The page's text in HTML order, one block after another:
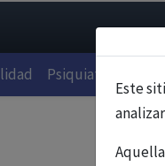
Psiquiatría
Este